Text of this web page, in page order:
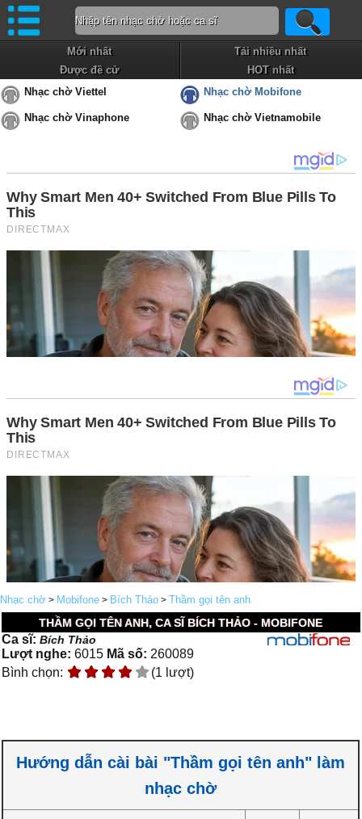
Mới nhất
Tải nhiều nhất
Được đề cử
HOT nhất
Nhạc chờ Viettel
Nhạc chờ Mobifone
Nhạc chờ Vinaphone Nhạc chờ Vietnamobile
Nhạc chờ > Mobifone > Bích Thảo > Thầm gọi tên anh
THẦM GỌI TÊN ANH, CA SĨ BÍCH THẢO - MOBIFONE
Ca sĩ:Bích Thảo
Lượt nghe: 6015 Mã số: 260089
Bình chọn:
(1 lượt)
Hướng dẫn cài bài "Thầm gọi tên anh" làm
nhạc chờ